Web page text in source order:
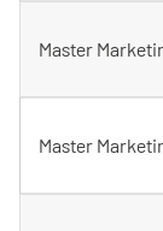
Master
Master